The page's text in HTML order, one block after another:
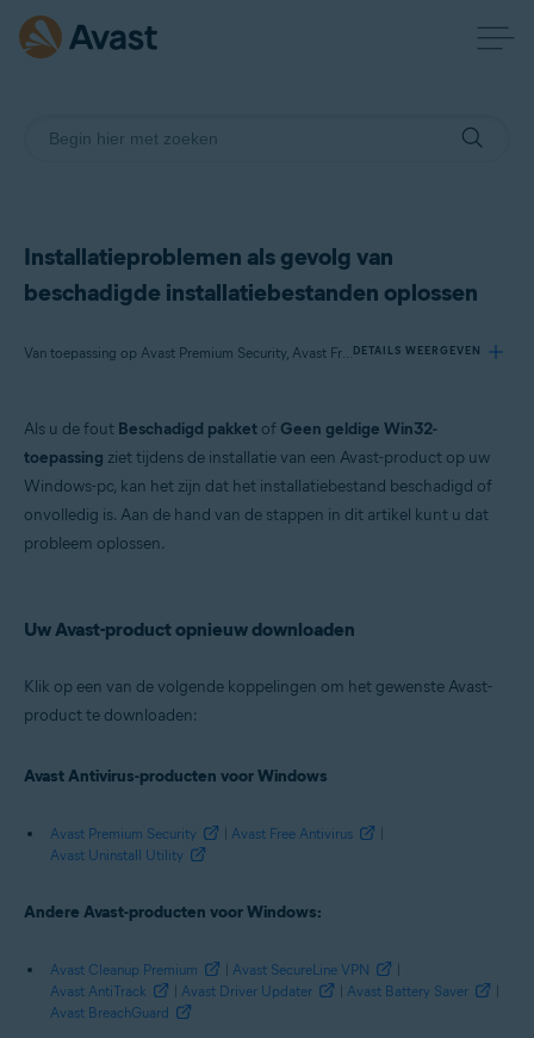
Installatieproblemen als gevolg van
beschadigde installatiebestanden oplossen
Van toepassing op Avast Premium Security, Avast Free Antivirus, Avast Cleanup Premium, Avast SecureLine VPN, Avast AntiTrack Premium, Avast Driver Updater, Avast Battery Saver, Avast BreachGuardDETAILS WEERGEVEN
Avast Free Antivirus 21.x
Avast Cleanup Premium 21.x
Avast SecureLine VPN 5.x
Avast BreachGuard 20.x
Microsoft Windows 11 Home / Pro / Enterprise / Education/li>
Microsoft Windows 8.1 / Pro / Enterprise ??? 32-/64-bits
Enterprise / Ultimate ??? Service Pack 1 met Convenient Rollup Update,
32 / 64-bit
Als u de fout Beschadigd pakket of Geen geldige Win32-
toepassing ziet tijdens de installatie van een Avast-product op uw
Windows-pc, kan het zijn dat het installatiebestand beschadigd of
onvolledig is. Aan de hand van de stappen in dit artikel kunt u dat
probleem oplossen.
Uw Avast-product opnieuw downloaden
Klik op een van de volgende koppelingen om het gewenste Avast-
product te downloaden:
Avast Antivirus-producten voor Windows
Avast Premium Security Avast Free Antivirus
Avast Uninstall Utility
Andere Avast-producten voor Windows:
Avast Cleanup Premium Avast SecureLine VPN
Avast AntiTrack
Avast Driver Updater Avast Battery Saver
Avast BreachGuard